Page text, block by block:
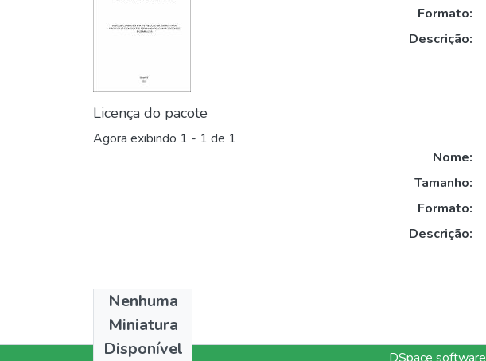
Formato:
Descrição:
Licença do pacote
Agora exibindo 1 - 1 de 1
Nenhuma
Miniatura
Disponível
Nome:
Tamanho:
Formato:
Descrição:
Odontologia